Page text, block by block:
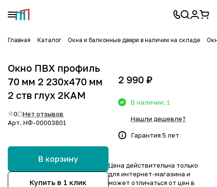
Главная Каталог Окна и балконные двери в наличии на складе
Окно ПВХ профиль
70 мм 2 230х470 мм
2 ств глух 2КАМ
0
Нет отзывов
Арт. НФ-00003801
В корзину
Купить в 1 клик
2 990 ₽
В наличии: 1
Нашли дешевле?
Гарантия 5 лет
Цена действительна только
для интернет-магазина и
может отличаться от цен в